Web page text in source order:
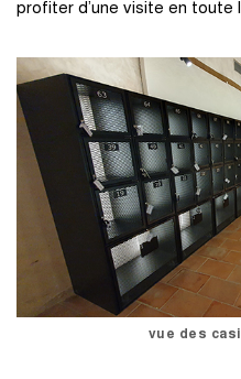
profiter d’une visite en toute
vue des